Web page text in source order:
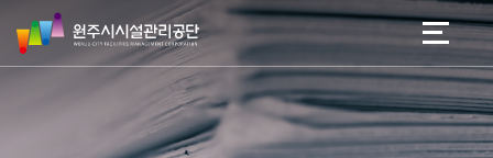
네
본문 바로가기
메뉴 바로가기
원
주
시